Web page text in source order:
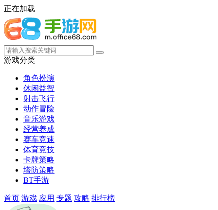
正在加载
游戏分类
角色扮演
休闲益智
射击飞行
动作冒险
音乐游戏
经营养成
赛车竞速
体育竞技
卡牌策略
塔防策略
BT手游
首页 游戏 应用 专题 攻略 排行榜